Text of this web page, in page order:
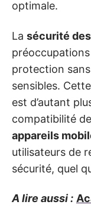
optimale.
La sécurité
protection
sensibles.
est d’autant
compatibilité
appareils
utilisateurs de
sécurité, quel
A lire aussi :